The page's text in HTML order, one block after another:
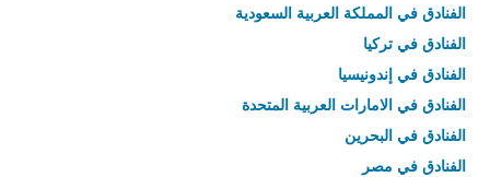
الفنادق في المملكة العربية السعودية
الفنادق في تركيا
الفنادق في إندونيسيا
الفنادق في الامارات العربية المتحدة
الفنادق في البحرين
الفنادق في مصر